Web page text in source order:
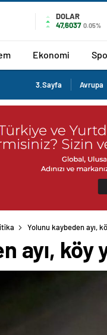
DOLAR
47,6037 0.05%
Ekonomi
3.Sayfa Avrupa
Yolunu kaybeden ayı,
ayı, köy